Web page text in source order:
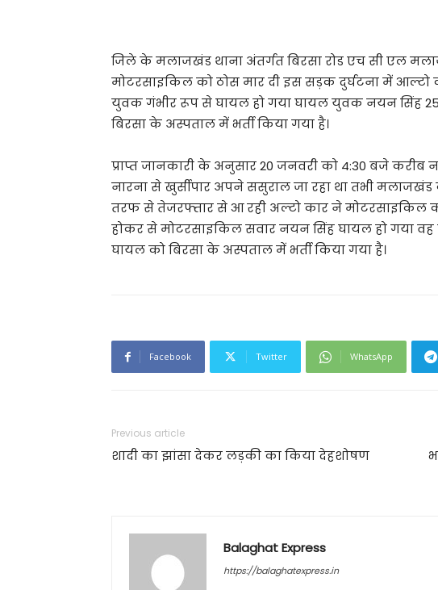
जिले के मलाजखंड थाना अंतर्गत बिरसा रोड एच सी एल
मोटरसाइकिल को ठोस मार दी इस सड़क दुर्घटना में
युवक गंभीर रूप से घायल हो गया घायल युवक नयन सिंह 25
बिरसा के अस्पताल में भर्ती किया गया है।
प्राप्त जानकारी के अनुसार 20 जनवरी को 4:30 बजे
नारना से खुर्सीपार अपने ससुराल जा रहा था तभी
तरफ से तेजरफ्तार से आ रही अल्टो कार ने मोटरसाइकिल
होकर से मोटरसाइकिल सवार नयन सिंह घायल हो गया वह
घायल को बिरसा के अस्पताल में भर्ती किया गया है।
Facebook Twitter WhatsApp
Previous article
शादी का झांसा देकर लड़की का किया देहशोषण
Balaghat Express
https://balaghatexpress.in